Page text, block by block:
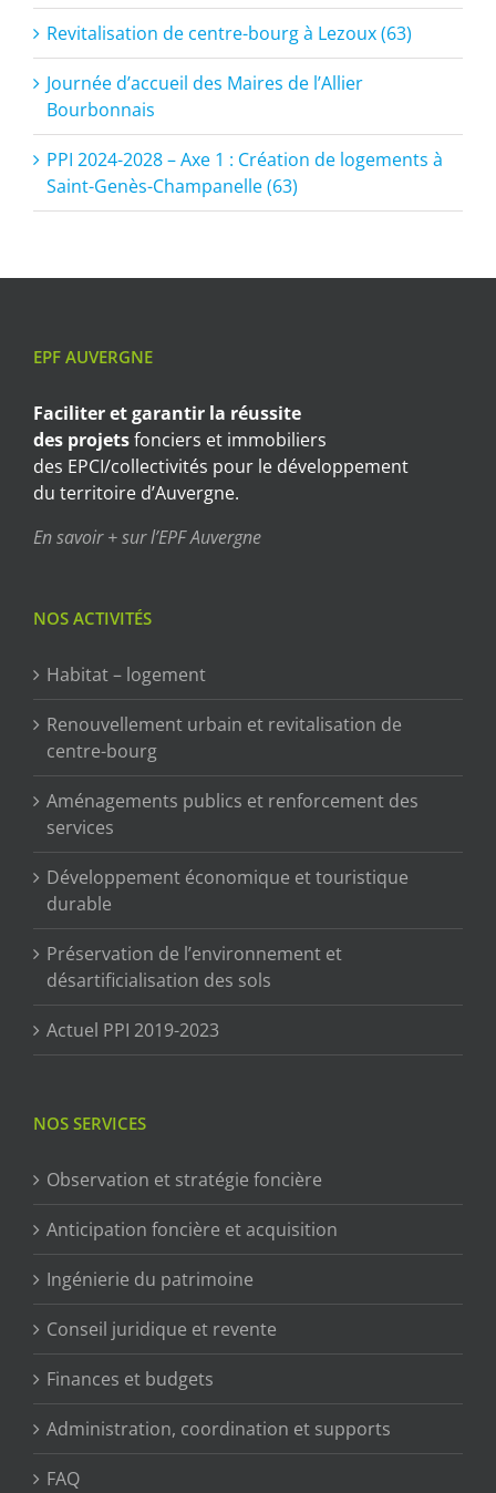
Revitalisation de centre-bourg à Lezoux (63)
Journée d’accueil des Maires de l’Allier
Bourbonnais
PPI 2024-2028 – Axe 1 : Création de logements à
Saint-Genès-Champanelle (63)
EPF AUVERGNE
Faciliter et garantir la réussite
des projetsfonciers et immobiliers
des EPCI/collectivités pour le développement
du territoire d’Auvergne.
En savoir + sur l’EPF Auvergne
NOS ACTIVITÉS
Habitat – logement
Renouvellement urbain et revitalisation de
centre-bourg
Aménagements publics et renforcement des
services
Développement économique et touristique
durable
Préservation de l’environnement et
désartificialisation des sols
Actuel PPI 2019-2023
NOS SERVICES
Observation et stratégie foncière
Anticipation foncière et acquisition
Ingénierie du patrimoine
Conseil juridique et revente
Finances et budgets
Administration, coordination et supports
FAQ